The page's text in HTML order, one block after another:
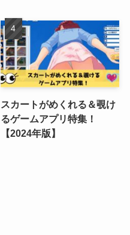
スカートがめくれる＆覗け
るゲームアプリ特集！
【2024年版】